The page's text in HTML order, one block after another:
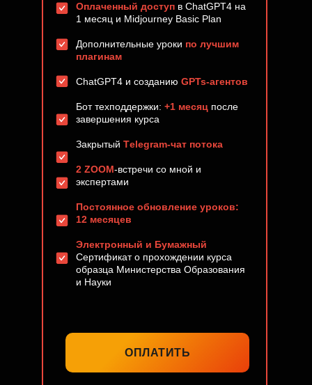
Оплаченный доступ в ChatGPT4 на
1 месяц и Midjourney Basic Plan
Дополнительные уроки по лучшим
плагинам
ChatGPT4 и созданию GPTs-агентов
Бот техподдержки: +1 месяц после
завершения курса
Закрытый Тelegram-чат потока
2 ZOOM-встречи со мной и
экспертами
Постоянное обновление уроков:
12 месяцев
Электронный и Бумажный
Сертификат о прохождении курса
образца Министерства Образования
и Науки
ОПЛАТИТЬ